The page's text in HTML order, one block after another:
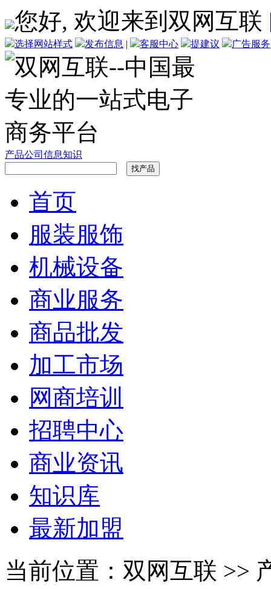
您好, 欢迎来到双网互联
选择网站样式 发布信息 | 客服中心 提建议 广告服务
产品公司 信息知识
首页
服装服饰
机械设备
商业服务
商品批发
加工市场
网商培训
招聘中心
商业资讯
知识库
最新加盟
当前位置：双网互联 >>